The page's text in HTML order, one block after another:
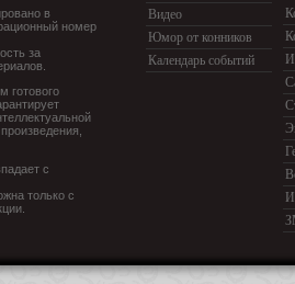
в
номер
за
готового
с
только с
Видео
Юмор от конников
Календарь событий